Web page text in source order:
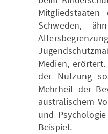
Schweden,
Medien,
der Nutzung
Mehrheit der
australischem
und
Beispiel.